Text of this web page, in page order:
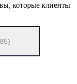
которые клиенты